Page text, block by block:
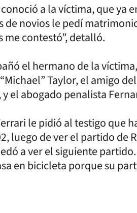
a la víctima, que ya
de novios le pedí
me contestó”, detalló.
el hermano de la
Taylor, el amigo
el abogado penalista
le pidió al testigo que
luego de ver el partido de
a ver el siguiente
en bicicleta porque su